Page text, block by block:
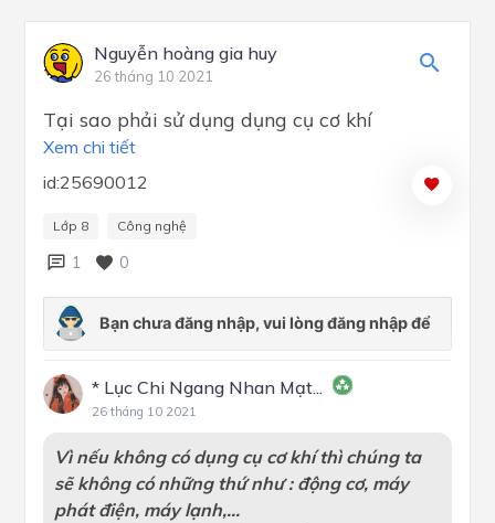
Nguyễn hoàng gia huy
26 tháng 10 2021
Tại sao phải sử dụng dụng cụ cơ khí
Xem chi tiết
id:25690012
Lớp 8 Công nghệ
1 0
* Lục Chi Ngang Nhan Mạt...
26 tháng 10 2021
Vì nếu không có dụng cụ cơ khí thì chúng ta
sẽ không có những thứ như : động cơ, máy
phát điện, máy lạnh,...